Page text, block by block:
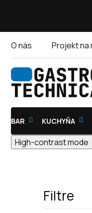
O nás Projekt na
BAR KUCHYŇA
High-contrast mode
Filtre